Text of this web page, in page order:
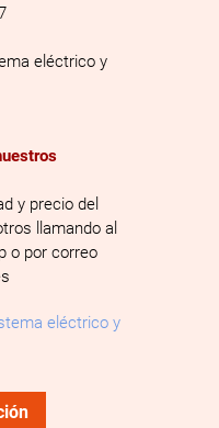
eléctrico y
y precio del
llamando al
o por correo
eléctrico y